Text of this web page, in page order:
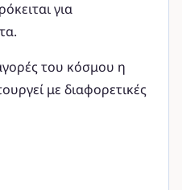
για
του κόσμου η
με διαφορετικές